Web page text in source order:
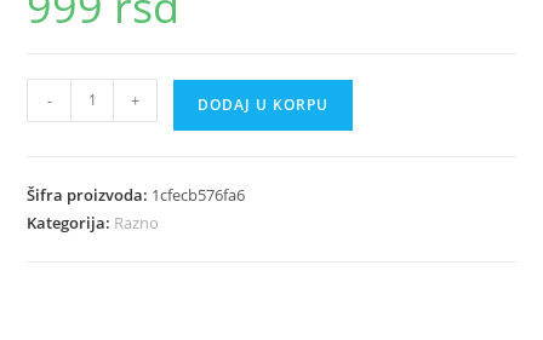
BUSINESS
rokovnik
braon
količina
- + DODAJ U KORPU
Šifra proizvoda: 1cfecb576fa6
Kategorija: Razno